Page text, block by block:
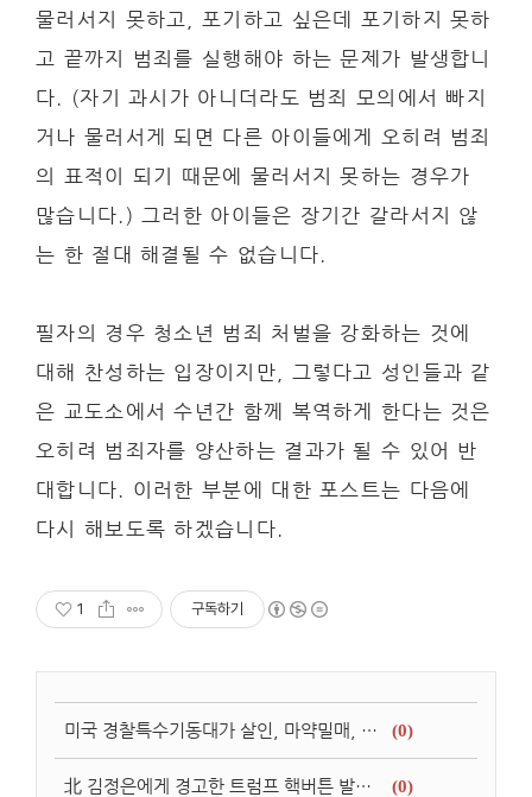
물러서지 못하고, 포기하고 싶은데 포기하지 못하
고 끝까지 범죄를 실행해야 하는 문제가 발생합니
다. (자기 과시가 아니더라도 범죄 모의에서 빠지
거나 물러서게 되면 다른 아이들에게 오히려 범죄
의 표적이 되기 때문에 물러서지 못하는 경우가
많습니다.) 그러한 아이들은 장기간 갈라서지 않
는 한 절대 해결될 수 없습니다.
필자의 경우 청소년 범죄 처벌을 강화하는 것에
대해 찬성하는 입장이지만, 그렇다고 성인들과 같
은 교도소에서 수년간 함께 복역하게 한다는 것은
오히려 범죄자를 양산하는 결과가 될 수 있어 반
대합니다. 이러한 부분에 대한 포스트는 다음에
다시 해보도록 하겠습니다.
1 구독하기
미국 경찰특수기동대가 살인, 마약밀매, 갈취의 죄목으로 지명수배된 129명의 멕시코 마피아 체포 / 멕시코 갱단 뉴스 (0)
北 김정은에게 경고한 트럼프 핵버튼 발언! 그러나 핵단추는 존재하지 않는다. (0)